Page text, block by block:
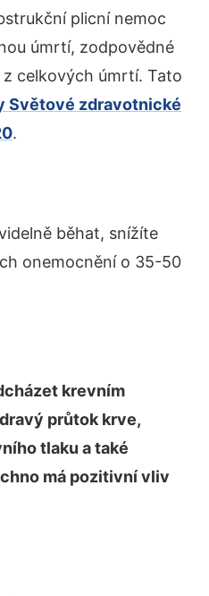
plicní nemoc
úmrtí, zodpovědné
z celkových úmrtí. Tato
Světové zdravotnické
.
běhat, snížíte
onemocnění o 35-50
krevním
průtok krve,
tlaku a také
má pozitivní vliv